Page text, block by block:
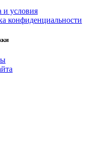
и условия
конфиденциальности